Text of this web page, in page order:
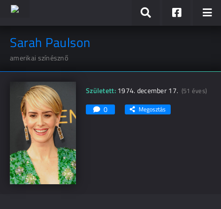
Sarah Paulson
amerikai színésznő
Született:1974. december 17. (51 éves)
0 Megosztás